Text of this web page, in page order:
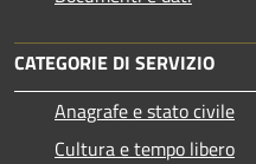
CATEGORIE DI SERVIZIO
Anagrafe e stato civile
Cultura e tempo libero